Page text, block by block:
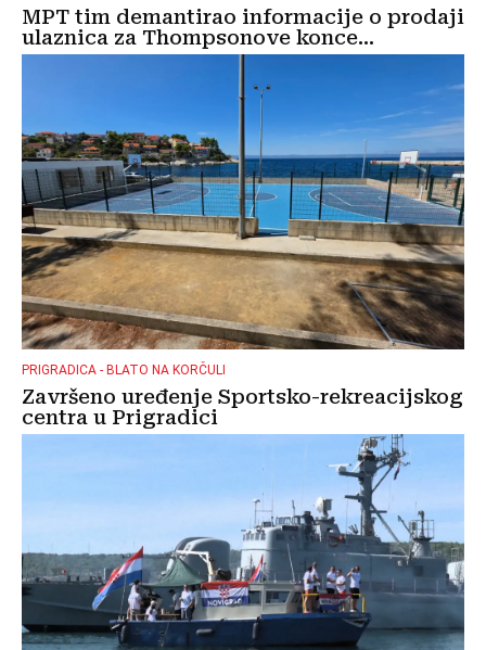
MPT tim demantirao informacije o prodaji
ulaznica za Thompsonove konce...
PRIGRADICA - BLATO NA KORČULI
Završeno uređenje Sportsko-rekreacijskog
centra u Prigradici